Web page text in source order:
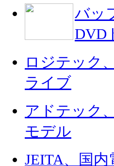
バッ
DVD
ロジテック
ライブ
アドテック
モデル
JEITA、国